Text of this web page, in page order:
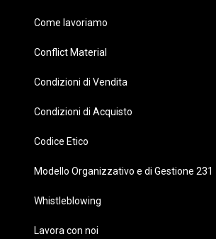
Come lavoriamo
Conflict Material
Condizioni di Vendita
Condizioni di Acquisto
Codice Etico
Modello Organizzativo e di Gestione 231
Whistleblowing
Lavora con noi